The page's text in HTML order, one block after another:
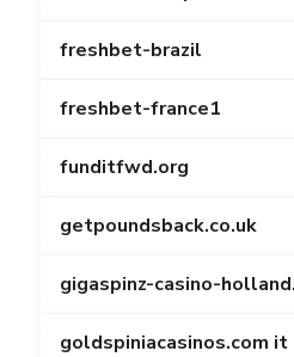
freshbet-brazil
freshbet-france1
funditfwd.org
getpoundsback.co.uk
gigaspinz-casino-
goldspiniacasinos.com it